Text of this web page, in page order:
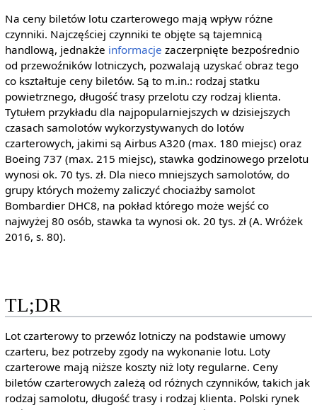
Na ceny biletów lotu czarterowego mają wpływ różne
czynniki. Najczęściej czynniki te objęte są tajemnicą
handlową, jednakże informacje zaczerpnięte bezpośrednio
od przewoźników lotniczych, pozwalają uzyskać obraz tego
co kształtuje ceny biletów. Są to m.in.: rodzaj statku
powietrznego, długość trasy przelotu czy rodzaj klienta.
Tytułem przykładu dla najpopularniejszych w dzisiejszych
czasach samolotów wykorzystywanych do lotów
czarterowych, jakimi są Airbus A320 (max. 180 miejsc) oraz
Boeing 737 (max. 215 miejsc), stawka godzinowego przelotu
wynosi ok. 70 tys. zł. Dla nieco mniejszych samolotów, do
grupy których możemy zaliczyć chociażby samolot
Bombardier DHC8, na pokład którego może wejść co
najwyżej 80 osób, stawka ta wynosi ok. 20 tys. zł (A. Wróżek
2016, s. 80).
TL;DR
Lot czarterowy to przewóz lotniczy na podstawie umowy
czarteru, bez potrzeby zgody na wykonanie lotu. Loty
czarterowe mają niższe koszty niż loty regularne. Ceny
biletów czarterowych zależą od różnych czynników, takich jak
rodzaj samolotu, długość trasy i rodzaj klienta. Polski rynek